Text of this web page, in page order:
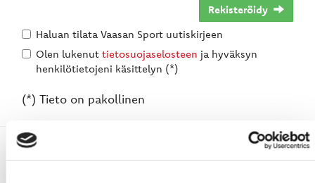
Rekisteröidy
Haluan tilata Vaasan Sport uutiskirjeen
Olen lukenut tietosuojaselosteen ja hyväksyn
henkilötietojeni käsittelyn (*)
(*) Tieto on pakollinen